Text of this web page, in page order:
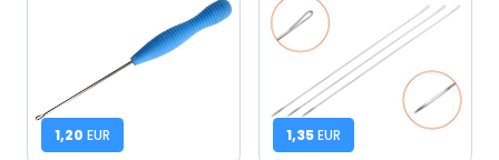
1,20 EUR 1,35EUR